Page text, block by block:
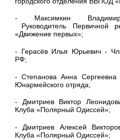
- Максимкин
Руководитель Первичной
«Движение первых»;
- Герасёв Илья Юрьевич -
РФ;
- Степанова Анна Сергеевна
Юнармейского отряда;
- Дмитриев Виктор
Клуба «Полярный Одиссей»;
- Дмитриев Алексей
Клуба «Полярный Одиссей»;